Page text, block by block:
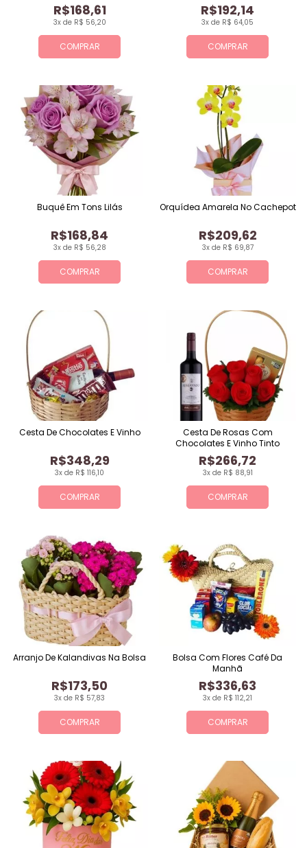
COMPRAR
3x de R$ 56,20
R$168,61
COMPRAR
3x de R$ 64,05
R$192,14
COMPRAR
3x de R$ 56,28
R$168,84
Buquê Em Tons Lilás
COMPRAR
3x de R$ 69,87
R$209,62
Orquídea Amarela No Cachepot
COMPRAR
3x de R$ 116,10
R$348,29
Cesta De Chocolates E Vinho
COMPRAR
3x de R$ 88,91
R$266,72
Cesta De Rosas Com
Chocolates E Vinho Tinto
COMPRAR
3x de R$ 57,83
R$173,50
Arranjo De Kalandivas Na Bolsa
COMPRAR
3x de R$ 112,21
R$336,63
Bolsa Com Flores Café Da
Manhã